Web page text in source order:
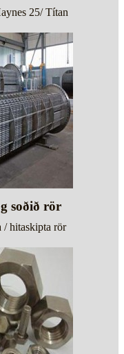
25/ Títan
soðið rör
hitaskipta rör